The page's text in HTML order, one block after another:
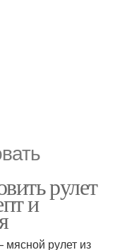
рулет
и
рулет из